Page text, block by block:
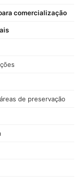
comercialização
de preservação